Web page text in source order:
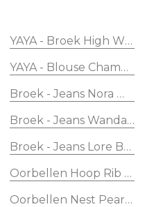
Simply Taupe
Blue With
White With
- Jurk Raze Moonbeam With Gold
White With Ultra
YAYA - Broek High
YAYA - Blouse
Broek - Jeans Nora
Broek - Jeans Wanda
Broek - Jeans Lore
Oorbellen Hoop Rib
Oorbellen Nest Pearl